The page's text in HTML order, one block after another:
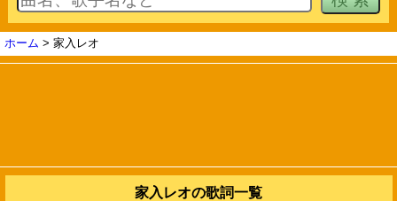
ホーム > 家入レオ
家入レオの歌詞一覧